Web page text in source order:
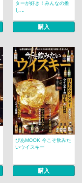
ターが好き！みんなの推
し...
購入
ぴあMOOK 今こそ飲みた
いウイスキー
購入